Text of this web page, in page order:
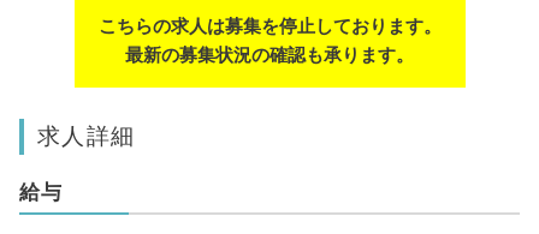
こちらの求人は募集を停止しております。
最新の募集状況の確認も承ります。
求人詳細
給与